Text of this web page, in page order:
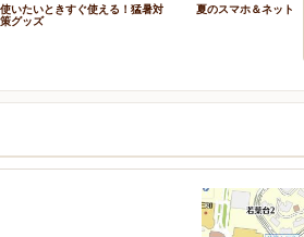
使いたいときすぐ使える！猛暑対
策グッズ
夏のスマホ＆ネット応